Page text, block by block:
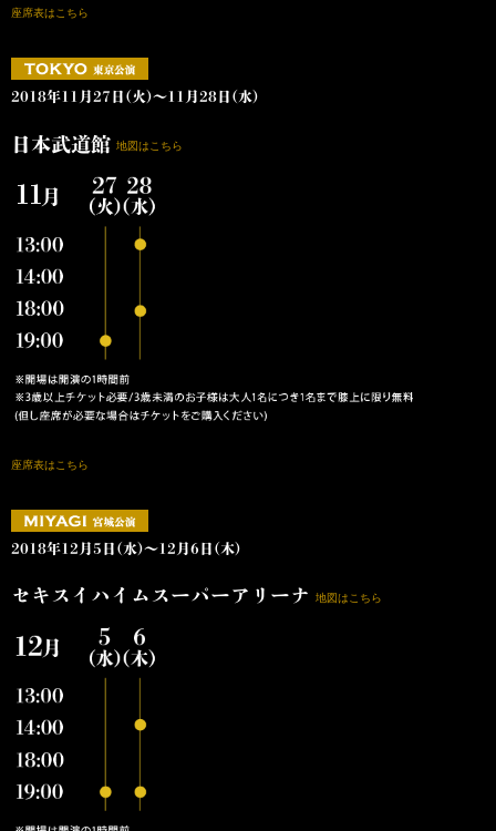
座席表はこちら
2018年11月27日(火)～11月28日(水)
日本武道館 地図はこちら
座席表はこちら
2018年12月5日(水)～12月6日(木)
セキスイハイムスーパーアリーナ 地図はこちら